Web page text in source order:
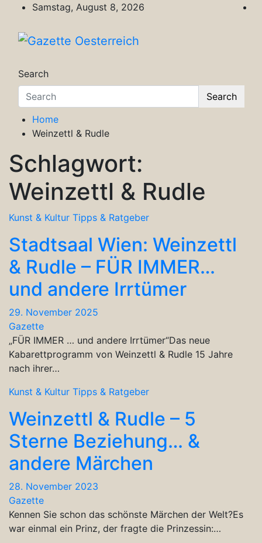
content
Samstag, August 8, 2026
Search
Search
Home
Weinzettl & Rudle
Schlagwort:
Weinzettl & Rudle
Kunst & Kultur Tipps & Ratgeber
Stadtsaal Wien: Weinzettl
& Rudle – FÜR IMMER…
und andere Irrtümer
29. November 2025
Gazette
„FÜR IMMER … und andere Irrtümer“Das neue
Kabarettprogramm von Weinzettl & Rudle 15 Jahre
nach ihrer…
Kunst & Kultur Tipps & Ratgeber
Weinzettl & Rudle – 5
Sterne Beziehung… &
andere Märchen
28. November 2023
Gazette
Kennen Sie schon das schönste Märchen der Welt?Es
war einmal ein Prinz, der fragte die Prinzessin:…